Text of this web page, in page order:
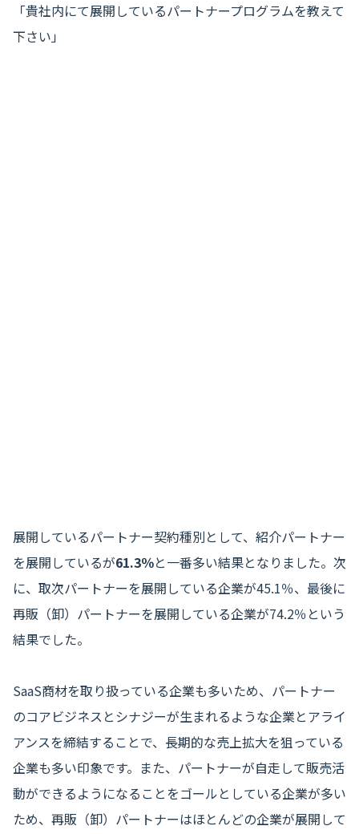
「貴社内にて展開しているパートナープログラムを教えて
下さい」
展開しているパートナー契約種別として、紹介パートナー
を展開しているが61.3％と一番多い結果となりました。次
に、取次パートナーを展開している企業が45.1％、最後に
再販（卸）パートナーを展開している企業が74.2％という
結果でした。
SaaS商材を取り扱っている企業も多いため、パートナー
のコアビジネスとシナジーが生まれるような企業とアライ
アンスを締結することで、長期的な売上拡大を狙っている
企業も多い印象です。また、パートナーが自走して販売活
動ができるようになることをゴールとしている企業が多い
ため、再販（卸）パートナーはほとんどの企業が展開して